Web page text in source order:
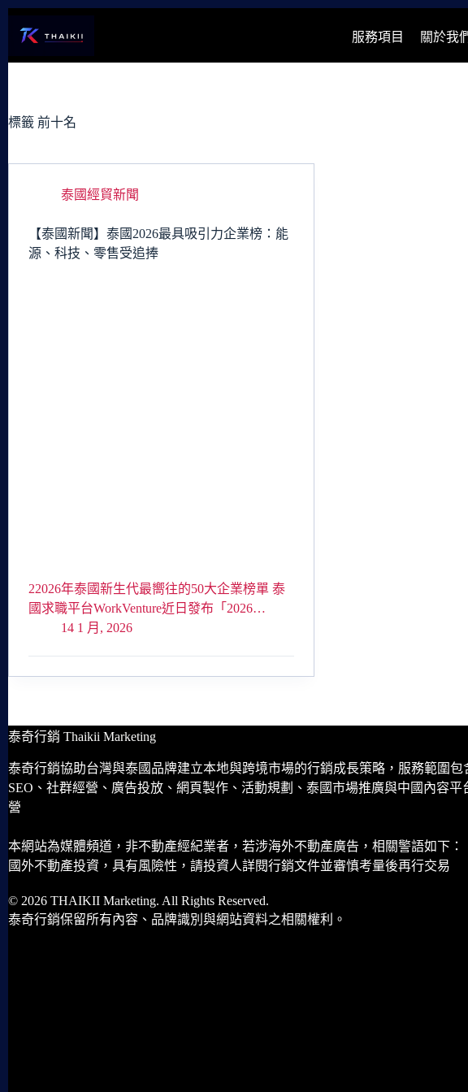
容
服務項目 關於我
標籤 前十名
泰國經貿新聞
【泰國新聞】泰國2026最具吸引力企業榜：能
源、科技、零售受追捧
22026年泰國新生代最嚮往的50大企業榜單 泰
國求職平台WorkVenture近日發布「2026…
14 1 月, 2026
泰奇行銷 Thaikii Marketing
泰奇行銷協助台灣與泰國品牌建立本地與跨境市場的行銷成長策略，服務範圍包
SEO、社群經營、廣告投放、網頁製作、活動規劃、泰國市場推廣與中國內容平
營
本網站為媒體頻道，非不動產經紀業者，若涉海外不動產廣告，相關警語如下：
國外不動產投資，具有風險性，請投資人詳閱行銷文件並審慎考量後再行交易
© 2026 THAIKII Marketing. All Rights Reserved.
泰奇行銷保留所有內容、品牌識別與網站資料之相關權利。